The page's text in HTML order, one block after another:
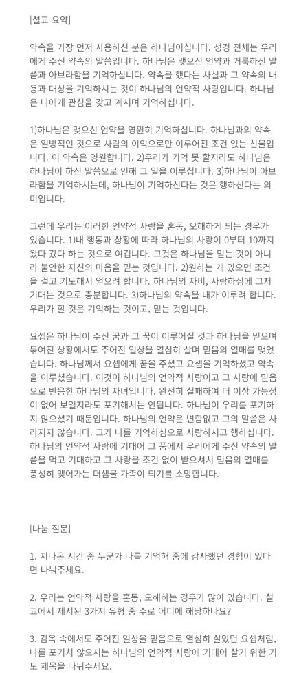
[설교 요약]
약속을 가장 먼저 사용하신 분은 하나님이십니다. 성경 전체는 우리
에게 주신 약속의 말씀입니다. 하나님은 맺으신 언약과 거룩하신 말
씀과 아브라함을 기억하십니다. 약속을 했다는 사실과 그 약속의 내
용과 대상을 기억하시는 것이 하나님의 언약적 사랑입니다. 하나님
은 나에게 관심을 갖고 계시며 기억하십니다.
1)하나님은 맺으신 언약을 영원히 기억하십니다. 하나님과의 약속
은 일방적인 것으로 사람의 이익으로만 이루어진 조건 없는 선물입
니다. 이 약속은 영원합니다. 2)우리가 기억 못 할지라도 하나님은
하나님이 하신 말씀으로 인해 그 일을 이루십니다. 3)하나님이 아브
라함을 기억하시는데, 하나님이 기억하신다는 것은 행하신다는 의
미입니다.
그런데 우리는 이러한 언약적 사랑을 혼동, 오해하게 되는 경우가
있습니다. 1)내 행동과 상황에 따라 하나님의 사랑이 0부터 10까지
왔다 갔다 하는 것으로 여깁니다. 그것은 하나님을 믿는 것이 아니
라 불안한 자신의 마음을 믿는 것입니다. 2)원하는 게 있으면 조건
을 걸고 기도해서 얻으려 합니다. 하나님의 자비, 사랑하심에 그저
기대는 것으로 충분합니다. 3)하나님의 약속을 내가 이루려 합니다.
우리가 할 것은 기억하는 것이고, 믿는 것입니다.
요셉은 하나님이 주신 꿈과 그 꿈이 이루어질 것과 하나님을 믿으며
묶여진 상황에서도 주어진 일상을 열심히 살며 믿음의 열매를 맺었
습니다. 하나님께서 요셉에게 꿈을 주셨고 요셉을 기억하셨고 약속
을 이루셨습니다. 이것이 하나님의 언약적 사랑이고 그 사랑에 믿음
으로 반응한 하나님의 자녀입니다. 완전히 실패하여 더 이상 가능성
이 없어 보일지라도 포기해서는 안됩니다. 하나님이 우리를 포기하
지 않으셨기 때문입니다. 하나님의 언약은 변함없고 그의 말씀은 사
라지지 않습니다. 그가 나를 기억하심으로 사랑하시고 행하십니다.
하나님의 언약적 사랑에 기대어 그 품에서 우리에게 주신 약속의 말
씀을 먹고 기대하고 그 사랑을 조건 없이 받으셔서 믿음의 열매를
풍성히 맺어가는 더샘물 가족이 되기를 소망합니다.
[나눔 질문]
1. 지나온 시간 중 누군가 나를 기억해 줌에 감사했던 경험이 있다
면 나눠주세요.
2. 우리는 언약적 사랑을 혼동, 오해하는 경우가 많이 있습니다. 설
교에서 제시된 3가지 유형 중 주로 어디에 해당하나요?
3. 감옥 속에서도 주어진 일상을 믿음으로 열심히 살았던 요셉처럼,
나를 포기치 않으시는 하나님의 언약적 사랑에 기대어 살기 위한 기
도 제목을 나눠주세요.